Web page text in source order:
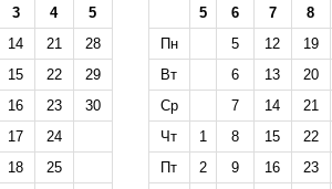
3 4
5
14 21
28
15 22
29
16 23
30
17
24
18
25
5 6 7
8
Пн
5 12
19
Вт
6 13
20
Ср
7 14
21
Чт
1 8 15
22
Пт
2 9 16
23